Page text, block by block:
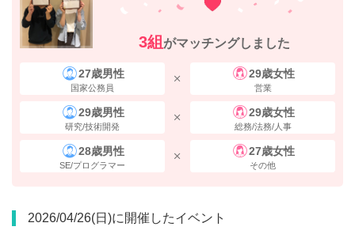
住所
〒103-0028 東京都中央区八重洲1-8-17 新槇町ビル5階
3組 がマッチングしました
27歳男性
国家公務員
29歳女性
営業
29歳男性
研究/技術開発
29歳女性
総務/法務/人事
28歳男性
SE/プログラマー
27歳女性
その他
2026/04/26(日)に開催したイベント